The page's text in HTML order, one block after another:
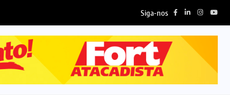
Siga-nos